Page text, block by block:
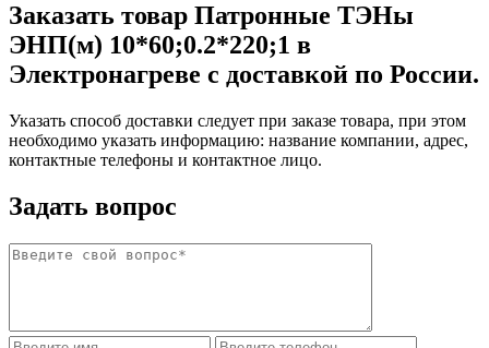
Заказать товар Патронные ТЭНы
ЭНП(м) 10*60;0.2*220;1 в
Электронагреве с доставкой по России.
Указать способ доставки следует при заказе товара, при этом
необходимо указать информацию: название компании, адрес,
контактные телефоны и контактное лицо.
Задать вопрос